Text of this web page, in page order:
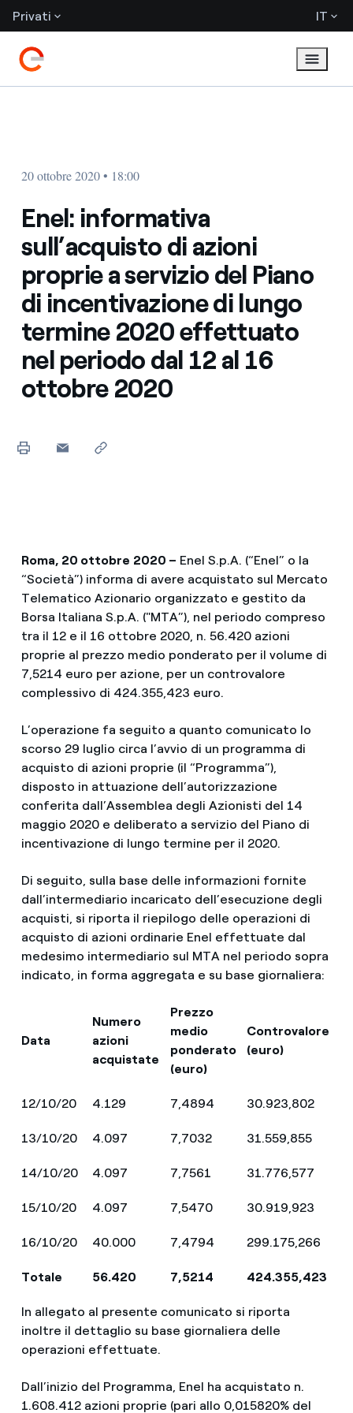
Privati IT
20 ottobre 2020 • 18:00
Enel: informativa
sull’acquisto di azioni
proprie a servizio del Piano
di incentivazione di lungo
termine 2020 effettuato
nel periodo dal 12 al 16
ottobre 2020
Roma, 20 ottobre 2020 – Enel S.p.A. (“Enel” o la
“Società”) informa di avere acquistato sul Mercato
Telematico Azionario organizzato e gestito da
Borsa Italiana S.p.A. ("MTA”), nel periodo compreso
tra il 12 e il 16 ottobre 2020, n. 56.420 azioni
proprie al prezzo medio ponderato per il volume di
7,5214 euro per azione, per un controvalore
complessivo di 424.355,423 euro.
L’operazione fa seguito a quanto comunicato lo
scorso 29 luglio circa l’avvio di un programma di
acquisto di azioni proprie (il “Programma”),
disposto in attuazione dell’autorizzazione
conferita dall’Assemblea degli Azionisti del 14
maggio 2020 e deliberato a servizio del Piano di
incentivazione di lungo termine per il 2020.
Di seguito, sulla base delle informazioni fornite
dall’intermediario incaricato dell’esecuzione degli
acquisti, si riporta il riepilogo delle operazioni di
acquisto di azioni ordinarie Enel effettuate dal
medesimo intermediario sul MTA nel periodo sopra
indicato, in forma aggregata e su base giornaliera:
Data
Numero
azioni
acquistate
Prezzo
medio
ponderato
(euro)
Controvalore
(euro)
12/10/20 4.129 7,4894 30.923,802
13/10/20 4.097 7,7032 31.559,855
14/10/20 4.097 7,7561 31.776,577
15/10/20 4.097 7,5470 30.919,923
16/10/20 40.000 7,4794 299.175,266
Totale 56.420 7,5214 424.355,423
In allegato al presente comunicato si riporta
inoltre il dettaglio su base giornaliera delle
operazioni effettuate.
Dall’inizio del Programma, Enel ha acquistato n.
1.608.412 azioni proprie (pari allo 0,015820% del